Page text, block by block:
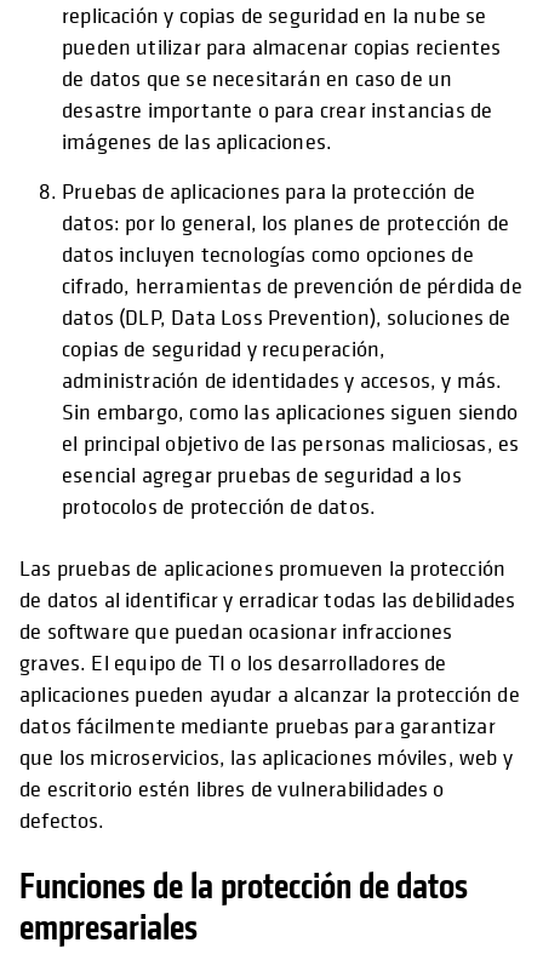
replicación y copias de seguridad en la nube se
pueden utilizar para almacenar copias recientes
de datos que se necesitarán en caso de un
desastre importante o para crear instancias de
imágenes de las aplicaciones.
Pruebas de aplicaciones para la protección de
datos: por lo general, los planes de protección de
datos incluyen tecnologías como opciones de
cifrado, herramientas de prevención de pérdida de
datos (DLP, Data Loss Prevention), soluciones de
copias de seguridad y recuperación,
administración de identidades y accesos, y más.
Sin embargo, como las aplicaciones siguen siendo
el principal objetivo de las personas maliciosas, es
esencial agregar pruebas de seguridad a los
protocolos de protección de datos.
Las pruebas de aplicaciones promueven la protección
de datos al identificar y erradicar todas las debilidades
de software que puedan ocasionar infracciones
graves. El equipo de TI o los desarrolladores de
aplicaciones pueden ayudar a alcanzar la protección de
datos fácilmente mediante pruebas para garantizar
que los microservicios, las aplicaciones móviles, web y
de escritorio estén libres de vulnerabilidades o
defectos.
Funciones de la protección de datos
empresariales